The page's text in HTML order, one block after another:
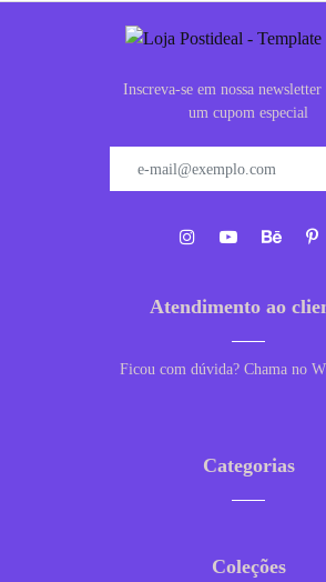
Inscreva-se em nossa newsletter
um cupom especial
Atendimento ao
Ficou com dúvida? Chama no
Categorias
Coleções